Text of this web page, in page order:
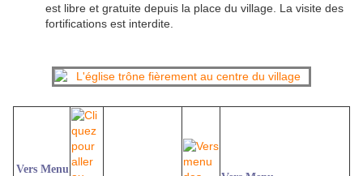
est libre et gratuite depuis la place du village. La visite des
fortifications est interdite.
Vers Menu